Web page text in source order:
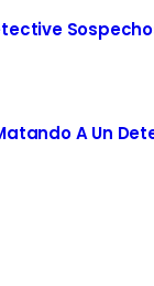
A Un